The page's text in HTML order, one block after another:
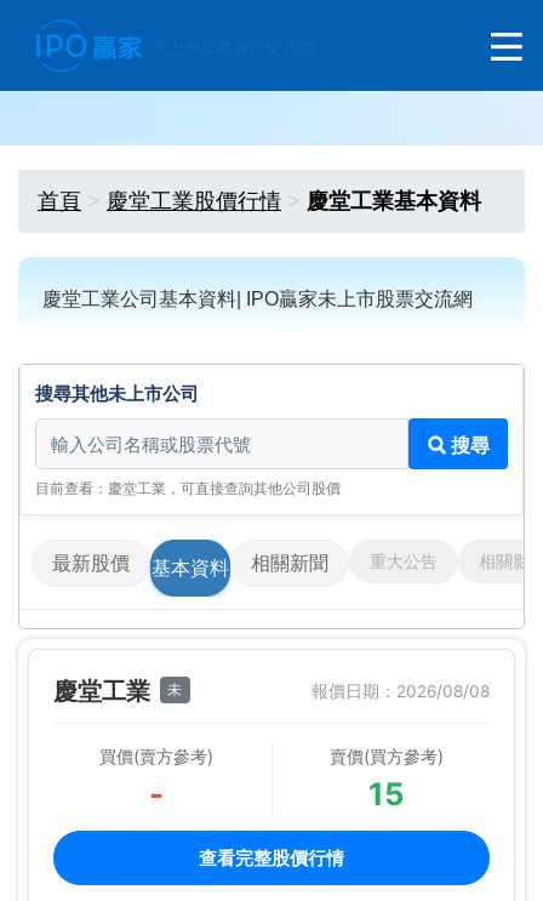
首頁 慶堂工業股價行情 慶堂工業基本資料
慶堂工業公司基本資料| IPO贏家未上市股票交流網
搜尋其他未上市公司
搜尋其他未上市公司
搜尋
目前查看：慶堂工業，可直接查詢其他公司股價
最新股價 基本資料 相關新聞 重大公告 相關影
慶堂工業 未 報價日期：2026/08/08
買價(賣方參考)
-
賣價(買方參考)
15
查看完整股價行情